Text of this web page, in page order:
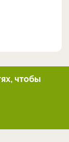
чтобы